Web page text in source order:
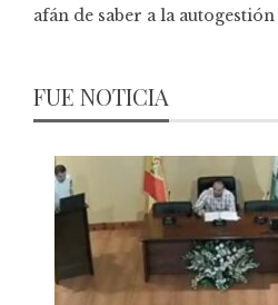
afán de saber a la autogestión
FUE NOTICIA